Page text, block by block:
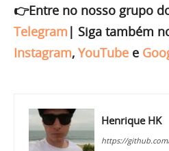
👉Entre no nosso grupo
Telegram | Siga também
Instagram, YouTube e
Henrique HK
https://